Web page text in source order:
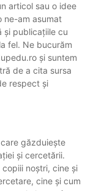
articol sau o idee
ne-am asumat
și publicațiile cu
fel. Ne bucurăm
și suntem
de a cita sursa
respect și
găzduiește
și cercetării.
noștri, cine și
cine și cum